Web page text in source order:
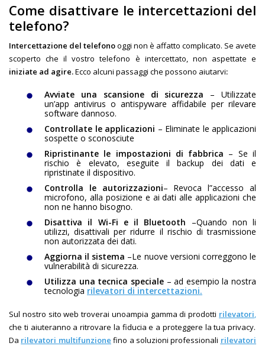
Come disattivare le intercettazioni del
telefono?
Intercettazione del telefonooggi non è affatto complicato. Se avete
scoperto che il vostro telefono è intercettato, non aspettate e
iniziate ad agire.Ecco alcuni passaggi che possono aiutarvi:
Avviate una scansione di sicurezza – Utilizzate
un’app antivirus o antispyware affidabile per rilevare
software dannoso.
Controllate le applicazioni – Eliminate le applicazioni
sospette o sconosciute
Ripristinante le impostazioni di fabbrica – Se il
rischio è elevato, eseguite il backup dei dati e
ripristinate il dispositivo.
Controlla le autorizzazioni– Revoca l”accesso al
microfono, alla posizione e ai dati alle applicazioni che
non ne hanno bisogno.
Disattiva il Wi-Fi e il Bluetooth –Quando non li
utilizzi, disattivali per ridurre il rischio di trasmissione
non autorizzata dei dati.
Aggiorna il sistema –Le nuove versioni correggono le
vulnerabilità di sicurezza.
Utilizza una tecnica speciale– ad esempio la nostra
tecnologia rilevatori di intercettazioni.
Sul nostro sito web troverai unoampia gamma di prodotti rilevatori,
che ti aiuteranno a ritrovare la fiducia e a proteggere la tua privacy.
Da rilevatori multifunzione fino a soluzioni professionali rilevatori